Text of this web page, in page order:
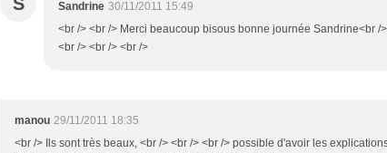
Sandrine 30/11/2011 15:49
<br /> <br /> Merci beaucoup bisous bonne journée Sandrine<br />
<br /> <br /> <br />
manou 29/11/2011 18:35
<br /> Ils sont très beaux, <br /> <br /> <br /> possible d'avoir les